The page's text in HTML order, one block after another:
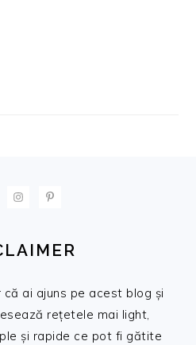
că ai ajuns pe acest blog și
rețetele mai light,
și rapide ce pot fi gătite